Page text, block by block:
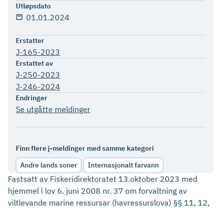
Utløpsdato
01.01.2024
Erstatter
J-165-2023
Erstattet av
J-250-2023
J-246-2024
Endringer
Se utgåtte meldinger
Finn flere j-meldinger med samme kategori
Andre lands soner
Internasjonalt farvann
Fastsatt av Fiskeridirektoratet 13.oktober 2023 med
hjemmel i lov 6. juni 2008 nr. 37 om forvaltning av
viltlevande marine ressursar (havressurslova) §§ 11, 12,